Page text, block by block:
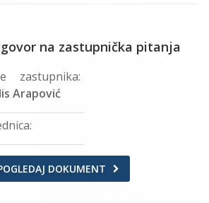
na zastupnička pitanja
zastupnika:
Arapović
DOKUMENT